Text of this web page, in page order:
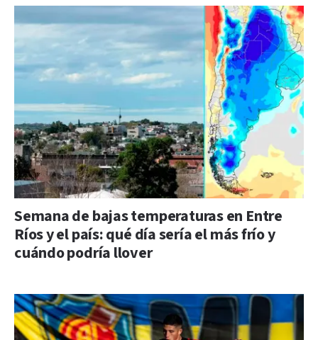
Semana de bajas temperaturas en Entre
Ríos y el país: qué día sería el más frío y
cuándo podría llover